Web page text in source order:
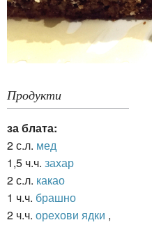
Продукти
за блата:
2 с.л. мед
1,5 ч.ч. захар
2 с.л. какао
1 ч.ч. брашно
2 ч.ч. орехови ядки ,